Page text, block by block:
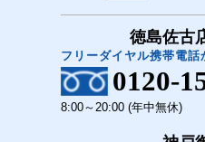
徳島佐古
フリーダイヤル携帯電話
0120-
8:00～20:00 (年中無休)